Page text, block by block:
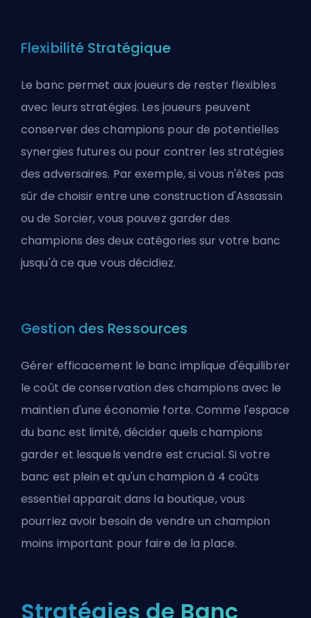
Flexibilité Stratégique
Le banc permet aux joueurs de rester flexibles
avec leurs stratégies. Les joueurs peuvent
conserver des champions pour de potentielles
synergies futures ou pour contrer les stratégies
des adversaires. Par exemple, si vous n'êtes pas
sûr de choisir entre une construction d'Assassin
ou de Sorcier, vous pouvez garder des
champions des deux catégories sur votre banc
jusqu'à ce que vous décidiez.
Gestion des Ressources
Gérer efficacement le banc implique d'équilibrer
le coût de conservation des champions avec le
maintien d'une économie forte. Comme l'espace
du banc est limité, décider quels champions
garder et lesquels vendre est crucial. Si votre
banc est plein et qu'un champion à 4 coûts
essentiel apparait dans la boutique, vous
pourriez avoir besoin de vendre un champion
moins important pour faire de la place.
Stratégies de Banc